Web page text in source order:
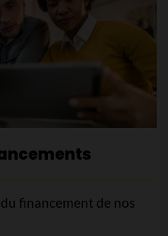
financement de nos